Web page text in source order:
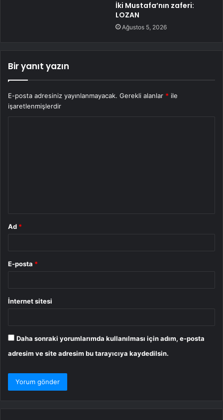
İki Mustafa’nın zaferi:
LOZAN
Ağustos 5, 2026
Bir yanıt yazın
E-posta adresiniz yayınlanmayacak. Gerekli alanlar * ile
işaretlenmişlerdir
Ad *
E-posta *
İnternet sitesi
Daha sonraki yorumlarımda kullanılması için adım, e-posta
adresim ve site adresim bu tarayıcıya kaydedilsin.